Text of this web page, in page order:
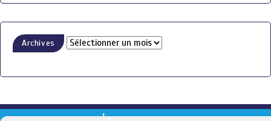
Archives